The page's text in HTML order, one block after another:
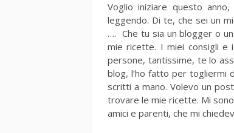
Voglio iniziare questo
leggendo. Di te, che sei un
…. Che tu sia un blogger o
mie ricette. I miei consigli e
persone, tantissime, te lo
blog, l’ho fatto per togliermi
scritti a mano. Volevo un
trovare le mie ricette. Mi
amici e parenti, che mi